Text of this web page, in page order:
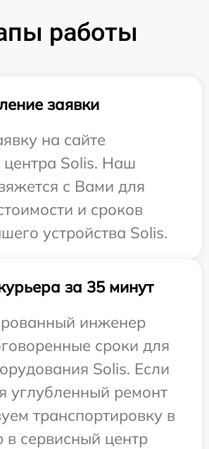
работы
заявки
на сайте
центра Solis. Наш
с Вами для
и сроков
устройства Solis.
за 35 минут
инженер
сроки для
Solis. Если
углубленный ремонт
транспортировку в
в сервисный центр